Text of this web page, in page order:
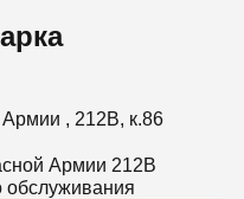
, 212В, к.86
Армии 212В
обслуживания